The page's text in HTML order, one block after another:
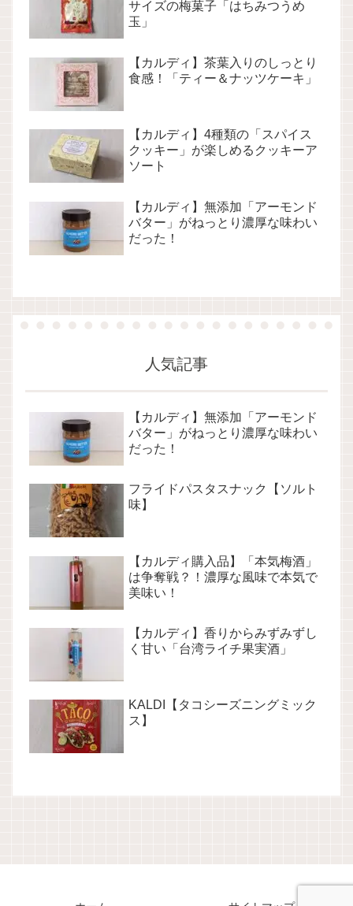
サイズの梅菓子「はちみつうめ
玉」
【カルディ】茶葉入りのしっとり
食感！「ティー＆ナッツケーキ」
【カルディ】4種類の「スパイス
クッキー」が楽しめるクッキーア
ソート
【カルディ】無添加「アーモンド
バター」がねっとり濃厚な味わい
だった！
人気記事
【カルディ】無添加「アーモンド
バター」がねっとり濃厚な味わい
だった！
フライドパスタスナック【ソルト
味】
【カルディ購入品】「本気梅酒」
は争奪戦？！濃厚な風味で本気で
美味い！
【カルディ】香りからみずみずし
く甘い「台湾ライチ果実酒」
KALDI【タコシーズニングミック
ス】